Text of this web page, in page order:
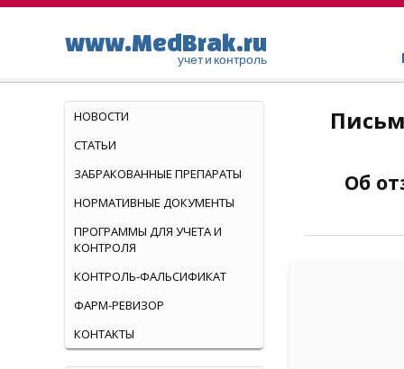
www.MedBrak.ru
учет и контроль
Об
НОВОСТИ
СТАТЬИ
ЗАБРАКОВАННЫЕ ПРЕПАРАТЫ
НОРМАТИВНЫЕ ДОКУМЕНТЫ
ПРОГРАММЫ ДЛЯ УЧЕТА И
КОНТРОЛЯ
КОНТРОЛЬ-ФАЛЬСИФИКАТ
ФАРМ-РЕВИЗОР
КОНТАКТЫ